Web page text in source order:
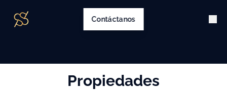
Contáctanos
Propiedades